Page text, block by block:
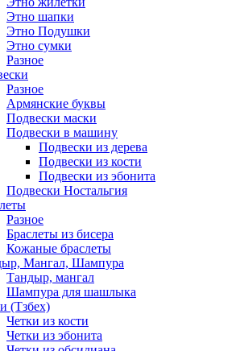
Этно шапки
Этно Подушки
Этно сумки
Разное
Разное
Армянские буквы
Подвески маски
Подвески в машину
Подвески из дерева
Подвески из кости
Подвески из эбонита
Подвески Ностальгия
Разное
Браслеты из бисера
Кожаные браслеты
Мангал, Шампура
Тандыр, мангал
Шампура для шашлыка
(Тзбех)
Четки из кости
Четки из эбонита